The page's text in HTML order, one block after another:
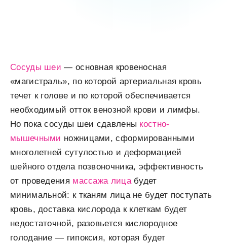
Сосуды шеи — основная кровеносная
«магистраль», по которой артериальная кровь
течет к голове и по которой обеспечивается
необходимый отток венозной крови и лимфы.
Но пока сосуды шеи сдавлены костно-
мышечными ножницами, сформированными
многолетней сутулостью и деформацией
шейного отдела позвоночника, эффективность
от проведения массажа лицабудет
минимальной: к тканям лица не будет поступать
кровь, доставка кислорода к клеткам будет
недостаточной, разовьется кислородное
голодание — гипоксия, которая будет